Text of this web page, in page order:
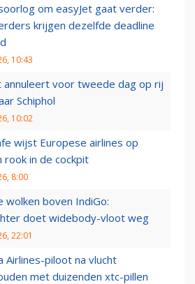
om easyJet gaat verder:
krijgen dezelfde deadline
10:43
annuleert voor tweede dag op rij
Schiphol
10:02
wijst Europese airlines op
rook in de cockpit
8:00
wolken boven IndiGo:
doet widebody-vloot weg
22:01
Airlines-piloot na vlucht
met duizenden xtc-pillen